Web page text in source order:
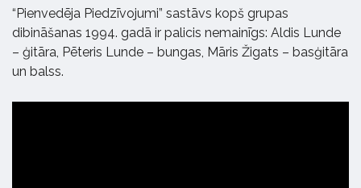
“Pienvedēja Piedzīvojumi” sastāvs kopš grupas
dibināšanas 1994. gadā ir palicis nemainīgs: Aldis Lunde
– ģitāra, Pēteris Lunde – bungas, Māris Žigats – basģitāra
un balss.